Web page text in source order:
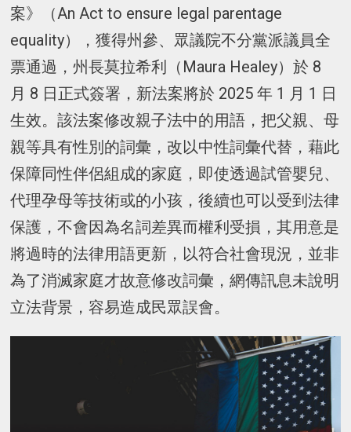
案》（An Act to ensure legal parentage
equality），獲得州參、眾議院不分黨派議員全
票通過，州長莫拉希利（Maura Healey）於 8
月 8 日正式簽署，新法案將於 2025 年 1 月 1 日
生效。該法案修改親子法中的用語，把父親、母
親等具有性別的詞彙，改以中性詞彙代替，藉此
保障同性伴侶組成的家庭，即使透過試管嬰兒、
代理孕母等技術或的小孩，後續也可以受到法律
保護，不會因為名詞差異而權利受損，其用意是
將過時的法律用語更新，以符合社會現況，並非
為了消滅家庭才故意修改詞彙，網傳訊息未說明
立法背景，容易造成民眾誤會。